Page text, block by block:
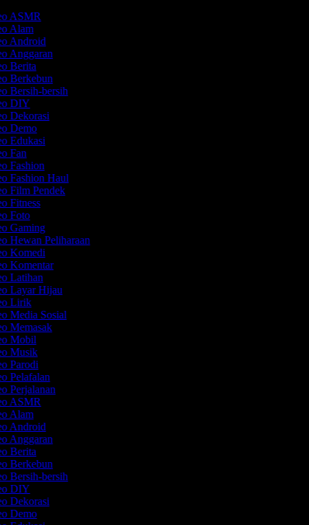
ASMR
Alam
Android
Anggaran
Berita
Berkebun
Bersih-bersih
DIY
Dekorasi
Demo
Edukasi
Fan
Fashion
Fashion Haul
Film Pendek
Fitness
Foto
Gaming
Hewan Peliharaan
Komedi
Komentar
Latihan
Layar Hijau
Lirik
Media Sosial
Memasak
Mobil
Musik
Parodi
Pelafalan
Perjalanan
ASMR
Alam
Android
Anggaran
Berita
Berkebun
Bersih-bersih
DIY
Dekorasi
Demo